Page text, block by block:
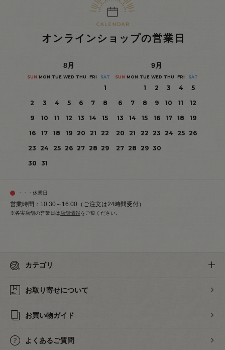
オンラインショップの営業日
8月
SUN MON TUE WED THU FRI SAT
1
2
3 4 5 6 7
8
9
10 11 12 13 14
15
16
17 18 19 20 21
22
23
24 25 26 27 28 29
30
31
9月
SUN MON TUE WED THU FRI SAT
1 2 3 4
5
6
7 8 9 10 11
12
13
14 15 16 17 18
19
20
21 22 23 24 25
26
27 28 29 30
・・・休業日
営業時間：10:30～16:00（ご注文は24時間受付）
※各実店舗の営業日は 店舗情報をご覧ください。
カテゴリ
お取り寄せについて
お買い物ガイド
よくあるご質問